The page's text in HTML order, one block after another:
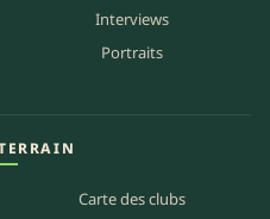
Interviews
Portraits
Carte des clubs